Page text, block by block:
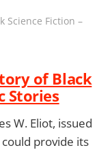
Science Fiction –
of Black
Stories
W. Eliot, issued
provide its